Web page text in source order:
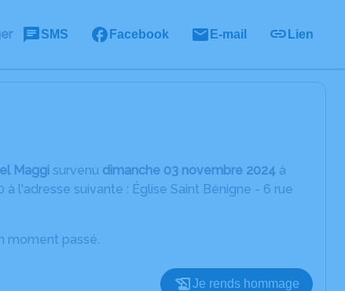
SMS Facebook E-mail Lien
Maggi survenu dimanche 03 novembre 2024 à
l'adresse suivante : Église Saint Bénigne - 6 rue
moment passé.
Je rends hommage